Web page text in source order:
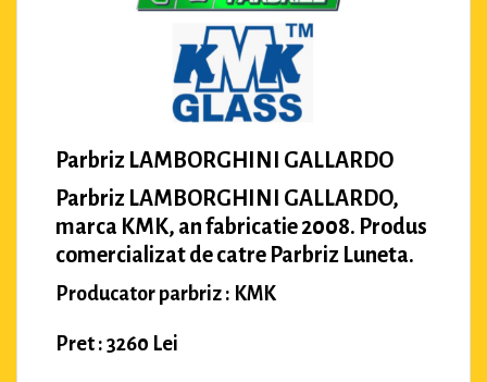
Parbriz LAMBORGHINI GALLARDO
Parbriz LAMBORGHINI GALLARDO,
marca KMK, an fabricatie 2008. Produs
comercializat de catre Parbriz Luneta.
Producator parbriz : KMK
Pret : 3260 Lei